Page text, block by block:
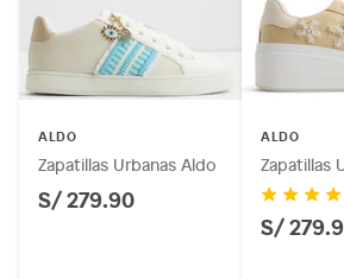
ALDO
Zapatillas Urbanas Aldo
S/ 279.90
ALDO
Zapatillas
S/